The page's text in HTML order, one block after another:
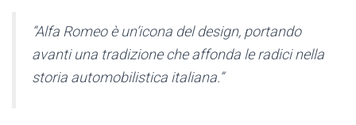
“Alfa Romeo è un’icona del design, portando
avanti una tradizione che affonda le radici nella
storia automobilistica italiana.”